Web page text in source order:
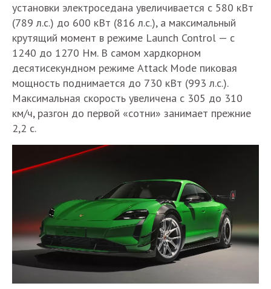
установки электроседана увеличивается с 580 кВт
(789 л.с.) до 600 кВт (816 л.с.), а максимальный
крутящий момент в режиме Launch Control — с
1240 до 1270 Нм. В самом хардкорном
десятисекундном режиме Attack Mode пиковая
мощность поднимается до 730 кВт (993 л.с.).
Максимальная скорость увеличена с 305 до 310
км/ч, разгон до первой «сотни» занимает прежние
2,2 с.